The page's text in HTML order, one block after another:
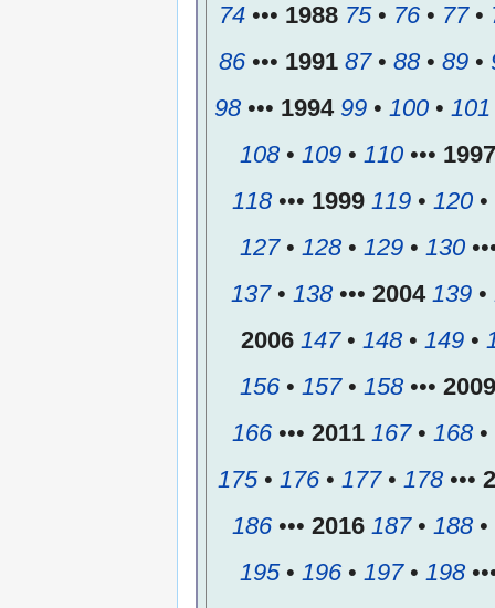
74••• 1988 75• 76• 77•
86••• 1991 87• 88• 89•
98••• 1994 99• 100• 101
108• 109• 110••• 1997
118••• 1999 119• 120•
127• 128• 129• 130
137• 138••• 2004 139•
2006 147• 148• 149•
156• 157• 158••• 2009
166••• 2011 167• 168•
175• 176• 177• 178•••
186••• 2016 187• 188•
195• 196• 197• 198